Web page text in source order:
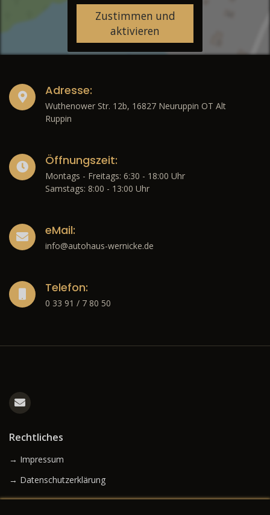
Zustimmen und
aktivieren
Adresse:
Wuthenower Str. 12b, 16827 Neuruppin OT Alt
Ruppin
Öffnungszeit:
Montags - Freitags: 6:30 - 18:00 Uhr
Samstags: 8:00 - 13:00 Uhr
eMail:
info@autohaus-wernicke.de
Telefon:
0 33 91 / 7 80 50
Rechtliches
→ Impressum
→ Datenschutzerklärung